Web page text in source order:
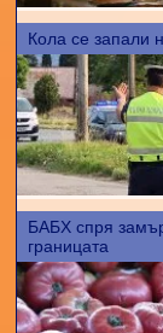
Кола се запали
БАБХ спря
границата